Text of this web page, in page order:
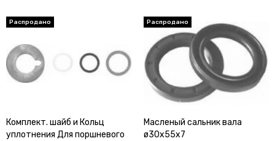
Распродано
Комплект. шайб и Кольц
уплотнения Для поршневого
Распродано
Масленый сальник вала
ø30x55x7